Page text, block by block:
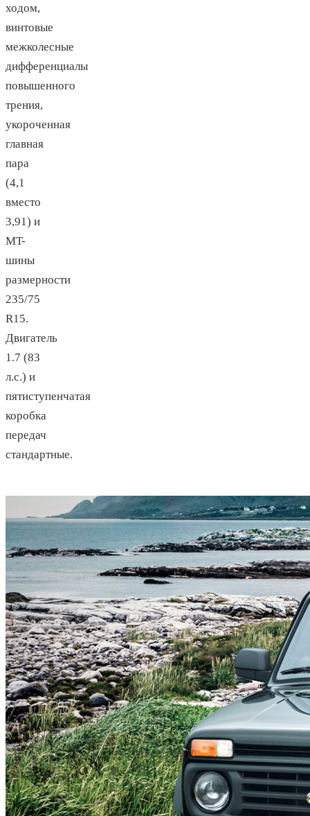
ходом,
винтовые
межколесные
дифференциалы
повышенного
трения,
укороченная
главная
пара
(4,1
вместо
3,91) и
MT-
шины
размерности
235/75
R15.
Двигатель
1.7 (83
л.с.) и
пятиступенчатая
коробка
передач
стандартные.